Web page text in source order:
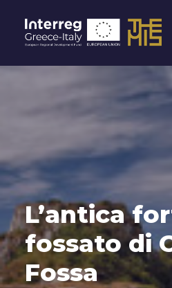
IL PROGETTO THEMIS
ITINERARI
EXPERIENCE
IL NETWORK
CONTATTI
NUOVE REGOLE PER I
L’antica
fossato di
Fossa